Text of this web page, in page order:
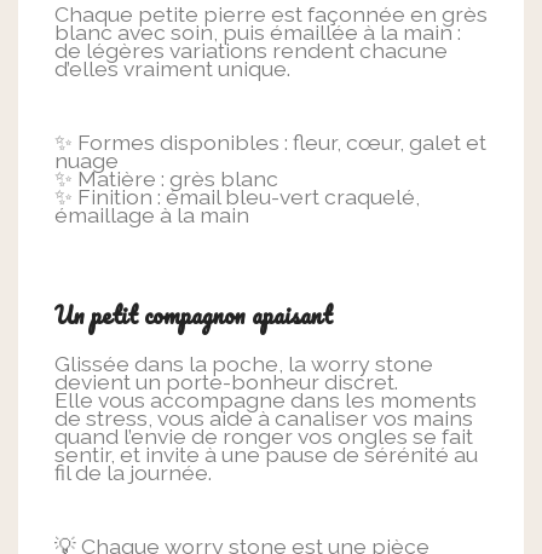
Chaque petite pierre est façonnée en grès
blanc avec soin, puis émaillée à la main :
de légères variations rendent chacune
d’elles vraiment unique.
✨ Formes disponibles : fleur, cœur, galet et
nuage
✨ Matière : grès blanc
✨ Finition : émail bleu-vert craquelé,
émaillage à la main
Un petit compagnon apaisant
Glissée dans la poche, la worry stone
devient un porte-bonheur discret.
Elle vous accompagne dans les moments
de stress, vous aide à canaliser vos mains
quand l’envie de ronger vos ongles se fait
sentir, et invite à une pause de sérénité au
fil de la journée.
💡 Chaque worry stone est une pièce